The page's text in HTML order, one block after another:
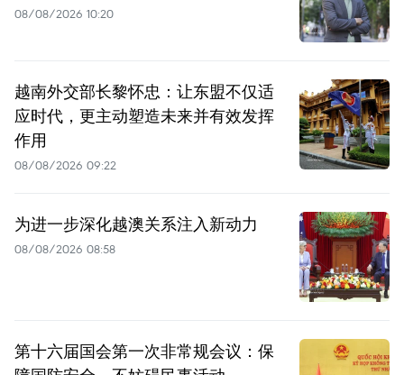
08/08/2026 10:20
越南外交部长黎怀忠：让东盟不仅适
应时代，更主动塑造未来并有效发挥
作用
08/08/2026 09:22
为进一步深化越澳关系注入新动力
08/08/2026 08:58
第十六届国会第一次非常规会议：保